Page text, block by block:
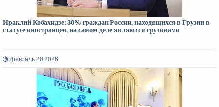
Ираклий Кобахидзе: 30% граждан России, находящихся в Грузии в
статусе иностранцев, на самом деле являются грузинами
февраль 20 2026